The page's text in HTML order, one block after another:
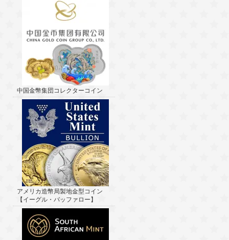
中国金幣集団コレクターコイン
アメリカ造幣局製地金型コイン
【イーグル・バッファロー】